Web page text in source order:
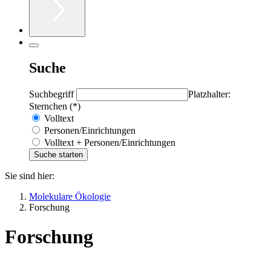
Suche
Suchbegriff
Platzhalter:
Sternchen (*)
Volltext
Personen/Einrichtungen
Volltext + Personen/Einrichtungen
Sie sind hier:
Molekulare Ökologie
Forschung
Forschung